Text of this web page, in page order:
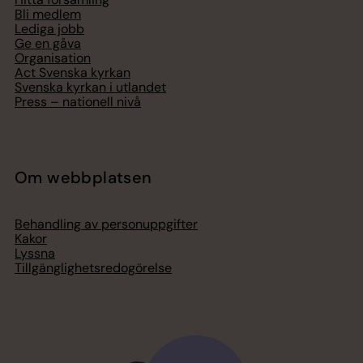
Bli medlem
Lediga jobb
Ge en gåva
Organisation
Act Svenska kyrkan
Svenska kyrkan i utlandet
Press – nationell nivå
Om webbplatsen
Behandling av personuppgifter
Kakor
Lyssna
Tillgänglighetsredogörelse